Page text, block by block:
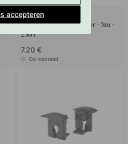
Stroomkabel Eu Stekker - 3m -
230V
7.20 €
Op voorraad
accepteren